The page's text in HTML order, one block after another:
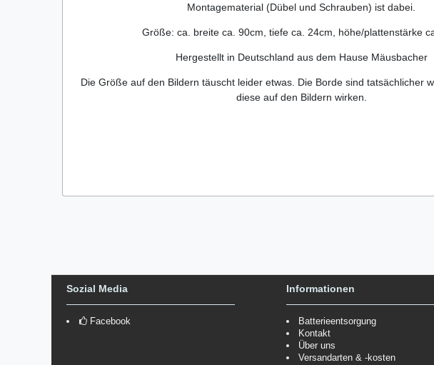
Montagematerial (Dübel und Schrauben) ist dabei.
Größe: ca. breite ca. 90cm, tiefe ca. 24cm, höhe/plattenstärke
Hergestellt in Deutschland aus dem Hause Mäusbacher
Die Größe auf den Bildern täuscht leider etwas. Die Borde sind tatsächlicher
diese auf den Bildern wirken.
Sozial Media
Facebook
Informationen
Batterieentsorgung
Kontakt
Über uns
Versandarten & -kosten